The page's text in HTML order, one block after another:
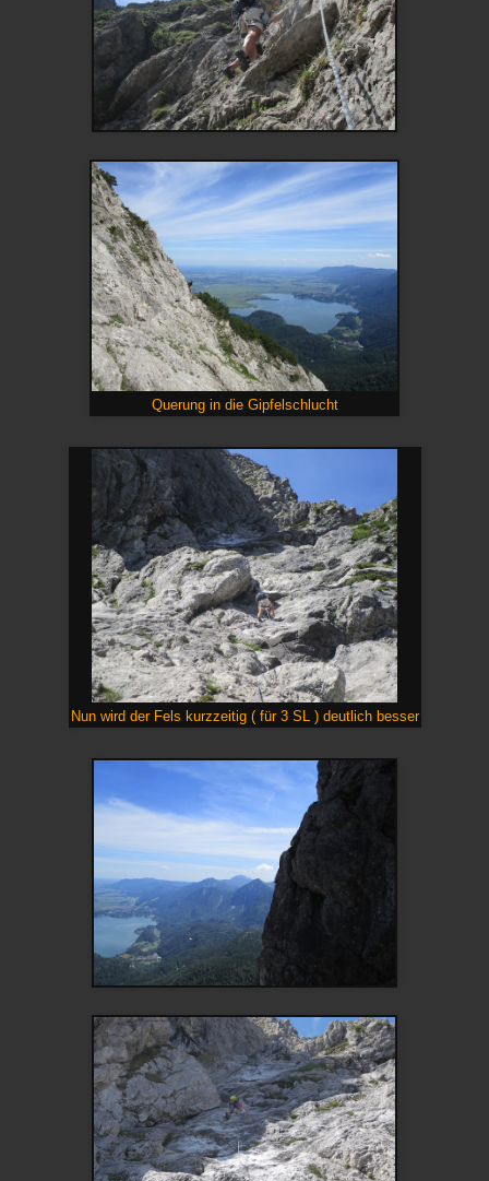
Querung in die Gipfelschlucht
Nun wird der Fels kurzzeitig ( für 3 SL ) deutlich besser